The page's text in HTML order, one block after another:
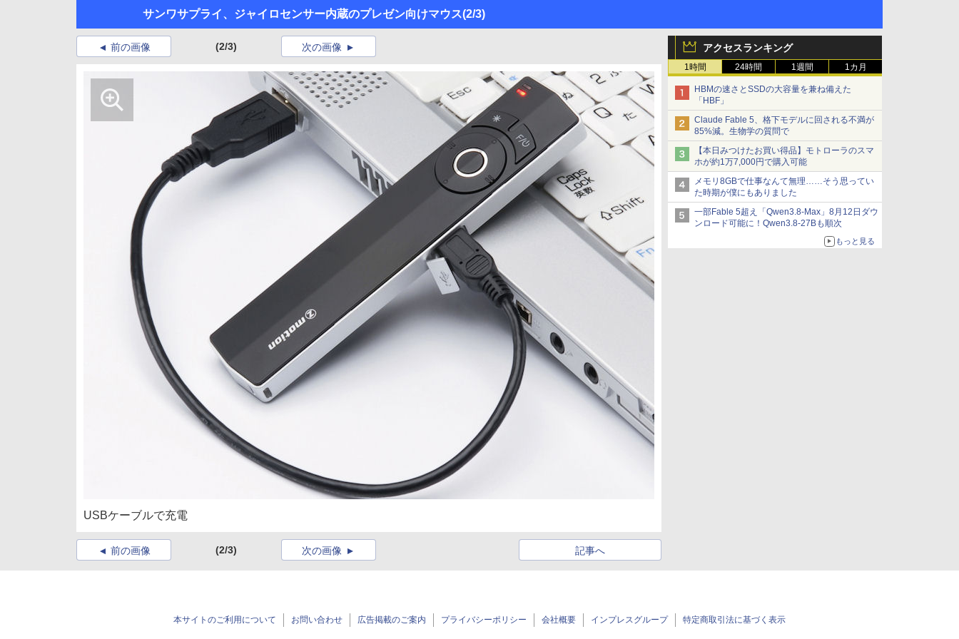
サンワサプライ、ジャイロセンサー内蔵のプレゼン向けマウス(2/3)
アクセスランキング
1時間 24時間 1週間 1カ月
HBMの速さとSSDの大容量を兼ね備えた
「HBF」
Claude Fable 5、格下モデルに回される不満が
85%減。生物学の質問で
【本日みつけたお買い得品】モトローラのスマ
ホが約1万7,000円で購入可能
メモリ8GBで仕事なんて無理……そう思ってい
た時期が僕にもありました
一部Fable 5超え「Qwen3.8-Max」8月12日ダウ
ンロード可能に！Qwen3.8-27Bも順次
もっと見る
前の画像 (2/3) 次の画像
USBケーブルで充電
前の画像 (2/3) 記事へ
次の画像
本サイトのご利用について お問い合わせ 広告掲載のご案内 プライバシーポリシー 会社概要 インプレスグループ 特定商取引法に基づく表示